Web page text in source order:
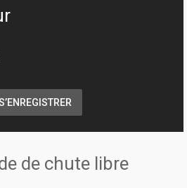
de chute libre